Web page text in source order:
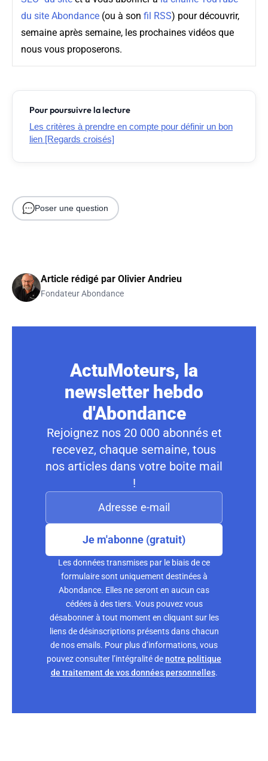
du site Abondance(ou à son fil RSS) pour découvrir,
semaine après semaine, les prochaines vidéos que
nous vous proposerons.
Pour poursuivre la lecture
Les critères à prendre en compte pour définir un bon
lien [Regards croisés]
Poser une question
Article rédigé par Olivier Andrieu
Fondateur Abondance
ActuMoteurs, la
newsletter hebdo
d'Abondance
Rejoignez nos 20 000 abonnés et
recevez, chaque semaine, tous
nos articles dans votre boite mail
!
Je m'abonne (gratuit)
Les données transmises par le biais de ce
formulaire sont uniquement destinées à
Abondance. Elles ne seront en aucun cas
cédées à des tiers. Vous pouvez vous
désabonner à tout moment en cliquant sur les
liens de désinscriptions présents dans chacun
de nos emails. Pour plus d’informations, vous
pouvez consulter l’intégralité denotre politique
de traitement de vos données personnelles.